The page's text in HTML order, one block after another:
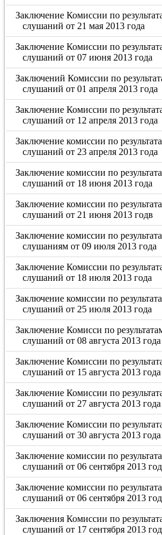
Заключение Комиссии по
слушаний от 21 мая 2013 года
Заключение Комиссии по
слушаний от 07 июня 2013 года
Заключений Комиссии по
слушаний от 01 апреля 2013 года
Заключение Комиссии по
слушаний от 12 апреля 2013 года
Заключение комиссии по
слушаний от 23 апреля 2013 года
Заключение комиссии по
слушаний от 18 июня 2013 года
Заключение комиссии по
слушаний от 21 июня 2013 годв
Заключение комиссии по
слушаниям от 09 июля 2013 года
Заключение Комиссии по
слушаний от 18 июля 2013 года
Заключение комиссии по
слушаний от 25 июля 2013 года
Заключение Комисси по
слушаний от 08 августа 2013 года
Заключение Комиссии по
слушаний от 15 августа 2013 года
Заключение Комиссии по
слушаний от 27 августа 2013 года
Заключение Комиссии по
слушаний от 30 августа 2013 года
Заключение комиссии по
слушаний от 06 сентября 2013
Заключение комиссии по
слушаний от 06 сентября 2013
Заключения Комиссии по
слушаний от 17 сентября 2013